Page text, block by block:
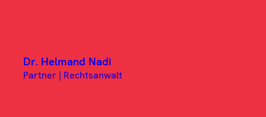
Dr. Helmand Nadi
Partner | Rechtsanwalt